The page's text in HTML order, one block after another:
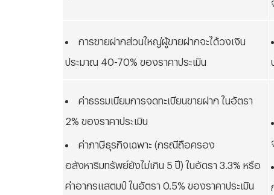
การขายฝากส่วนใหญ่ผู้ขายฝากจะได้วงเงิน
ประมาณ 40-70% ของราคาประเมิน
ค่าธรรมเนียมการจดทะเบียนขายฝาก ในอัตรา
2% ของราคาประเมิน
ค่าภาษีธุรกิจเฉพาะ (กรณีถือครอง
อสังหาริมทรัพย์ยังไม่เกิน 5 ปี) ในอัตรา 3.3% หรือ
ค่าอากรแสตมป์ ในอัตรา 0.5% ของราคาประเมิน